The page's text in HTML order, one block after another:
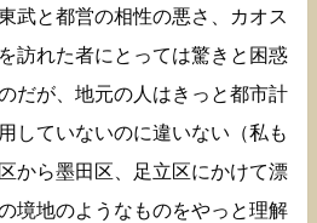
武と都営の相性の悪さ、カオス
訪れた者にとっては驚きと困惑
だが、地元の人はきっと都市計
していないのに違いない（私も
から墨田区、足立区にかけて漂
境地のようなものをやっと理解